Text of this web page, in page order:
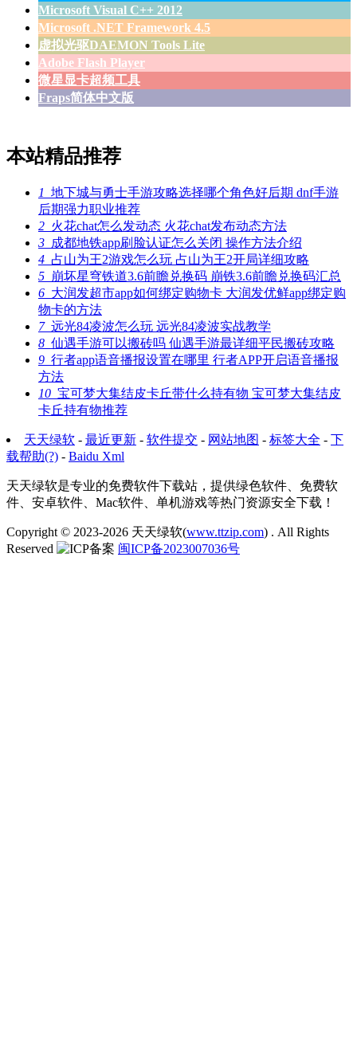
Microsoft Visual C++ 2012
Microsoft .NET Framework 4.5
虚拟光驱DAEMON Tools Lite
Adobe Flash Player
微星显卡超频工具
Fraps简体中文版
本站精品推荐
1 地下城与勇士手游攻略选择哪个角色好后期 dnf手游
后期强力职业推荐
2 火花chat怎么发动态 火花chat发布动态方法
3 成都地铁app刷脸认证怎么关闭 操作方法介绍
4 占山为王2游戏怎么玩 占山为王2开局详细攻略
5 崩坏星穹铁道3.6前瞻兑换码 崩铁3.6前瞻兑换码汇总
6 大润发超市app如何绑定购物卡 大润发优鲜app绑定购
物卡的方法
7远光84凌波怎么玩 远光84凌波实战教学
8 仙遇手游可以搬砖吗 仙遇手游最详细平民搬砖攻略
9 行者app语音播报设置在哪里 行者APP开启语音播报
方法
10 宝可梦大集结皮卡丘带什么持有物 宝可梦大集结皮
卡丘持有物推荐
天天绿软 - 最近更新 - 软件提交 - 网站地图 - 标签大全 - 下
载帮助(?) - Baidu Xml
天天绿软是专业的免费软件下载站，提供绿色软件、免费软
件、安卓软件、Mac软件、单机游戏等热门资源安全下载！
Copyright © 2023-2026 天天绿软(www.ttzip.com) . All Rights
Reserved
闽ICP备2023007036号